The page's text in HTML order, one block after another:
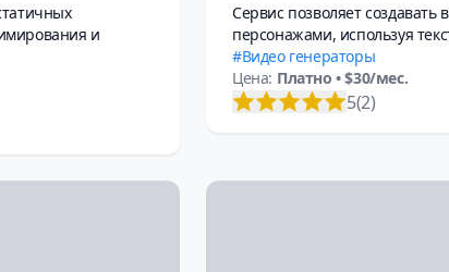
и
Сервис позволяет
персонажами, используя
Видео генераторы
Цена: Платно• $30/мес.
5(2)